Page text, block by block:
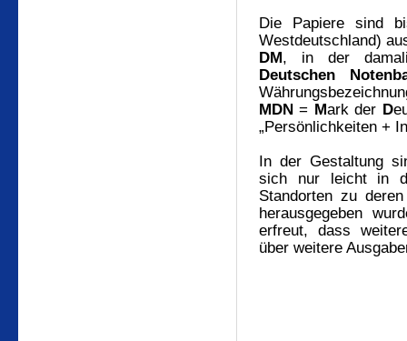
Die Papiere sind
Westdeutschland)
DM, in der
Deutschen
MDN = Mark der D
„Persönlichkeiten +
In der Gestaltung
sich nur leicht in
Standorten zu
herausgegeben
erfreut, dass
über weitere